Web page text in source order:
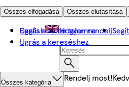
Összes elfogadása Összes elutasítása
Ugrás a fő tartalomra
Ugrás a kereséshez
English Hogyan rendelj
Összes kategória Rendelj most!